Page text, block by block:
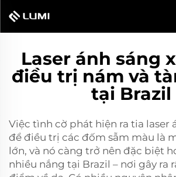
Laser ánh sáng
điều trị nám và
tại Brazil
Việc tình cờ phát hiện ra tia laser
để điều trị các đốm sẫm màu là
lớn, và nó càng trở nên đặc biệt
nhiều nắng tại Brazil – nơi gây ra